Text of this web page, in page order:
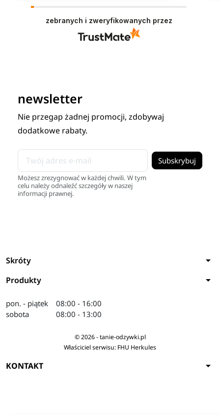
zebranych i zweryfikowanych przez
newsletter
Nie przegap żadnej promocji, zdobywaj
dodatkowe rabaty.
Możesz zrezygnować w każdej chwili. W tym
celu należy odnaleźć szczegóły w naszej
informacji prawnej.
Skróty arrow_drop_down
Produkty arrow_drop_down
pon. - piątek
sobota
08:00 - 16:00
08:00 - 13:00
© 2026 - tanie-odzywki.pl
Właściciel serwisu: FHU Herkules
KONTAKT arrow_drop_down